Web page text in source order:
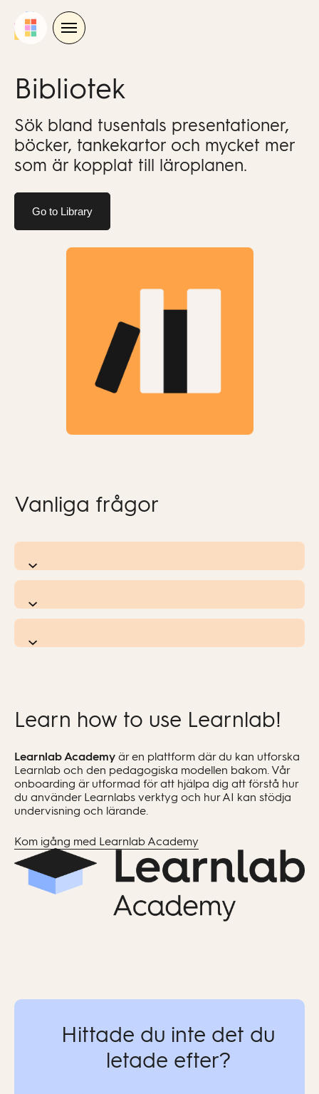
Bibliotek
Sök bland tusentals presentationer,
böcker, tankekartor och mycket mer
som är kopplat till läroplanen.
Go to Library
Vanliga frågor
Learn how to use Learnlab!
Learnlab Academy är en plattform där du kan utforska
Learnlab och den pedagogiska modellen bakom. Vår
onboarding är utformad för att hjälpa dig att förstå hur
du använder Learnlabs verktyg och hur AI kan stödja
undervisning och lärande.
Kom igång med Learnlab Academy
Hittade du inte det du
letade efter?